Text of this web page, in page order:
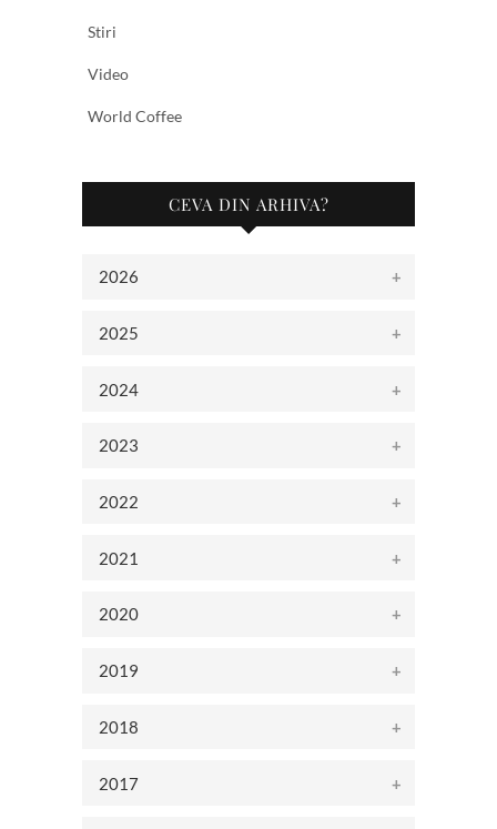
Stiri
Video
World Coffee
CEVA DIN ARHIVA?
2026
2025
2024
2023
2022
2021
2020
2019
2018
2017